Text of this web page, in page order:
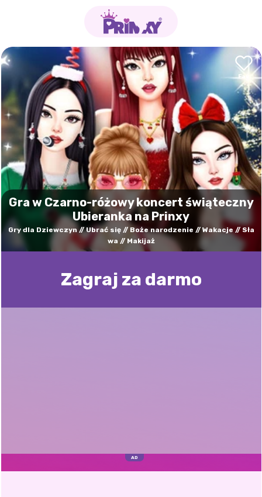
Gra w Czarno-różowy koncert świąteczny
Ubieranka na Prinxy
Gry dla Dziewczyn Ubrać się Boże narodzenie Wakacje
Sła
wa
Makijaż
Zagraj za darmo